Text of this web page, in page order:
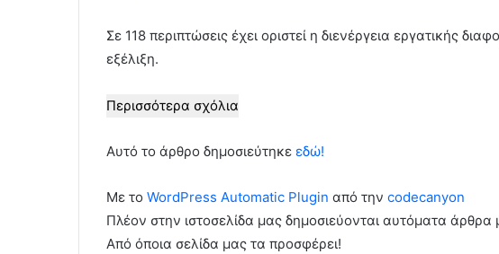
Σε 118 περιπτώσεις έχει οριστεί η διενέργεια εργατικής
εξέλιξη.
Περισσότερα σχόλια
Αυτό το άρθρο δημοσιεύτηκε εδώ!
Με το WordPress Automatic Plugin από την codecanyon
Πλέον στην ιστοσελίδα μας δημοσιεύονται αυτόματα
Από όποια σελίδα μας τα προσφέρει!